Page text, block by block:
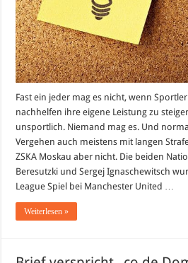
Fast ein jeder mag es nicht, wenn
nachhelfen ihre eigene Leistung zu
unsportlich. Niemand mag es. Und
Vergehen auch meistens mit langen
ZSKA Moskau aber nicht. Die beiden
Beresutzki und Sergej Ignaschewitsch
League Spiel bei Manchester United …
Weiterlesen »